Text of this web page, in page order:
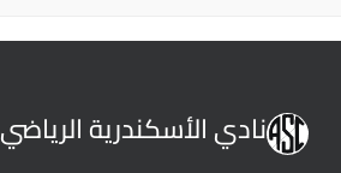
نادي الأسكندرية الرياضي